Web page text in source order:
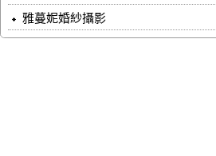
雅蔓妮婚紗攝影